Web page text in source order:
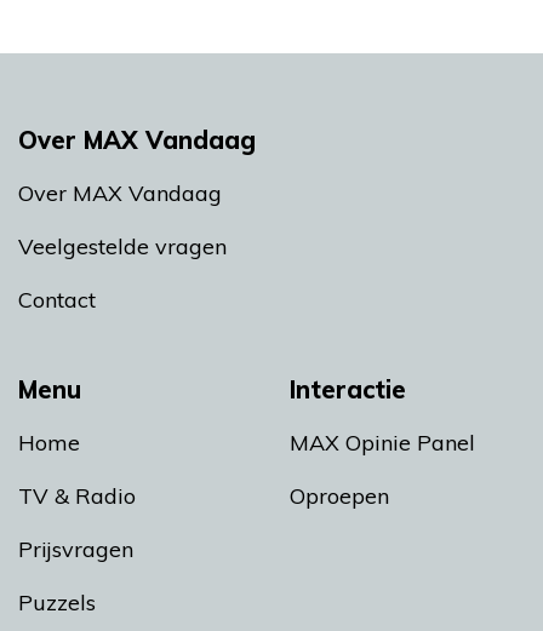
Menu
Home
TV & Radio
Prijsvragen
Puzzels
Interactie
MAX Opinie Panel
Oproepen
Over MAX Vandaag
Over MAX Vandaag
Veelgestelde vragen
Contact